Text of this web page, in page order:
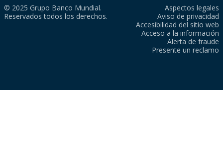
© 2025 Grupo Banco Mundial.
Reservados todos los derechos.
Aspectos legales
Aviso de privacidad
Accesibilidad del sitio web
Acceso a la información
Alerta de fraude
Presente un reclamo